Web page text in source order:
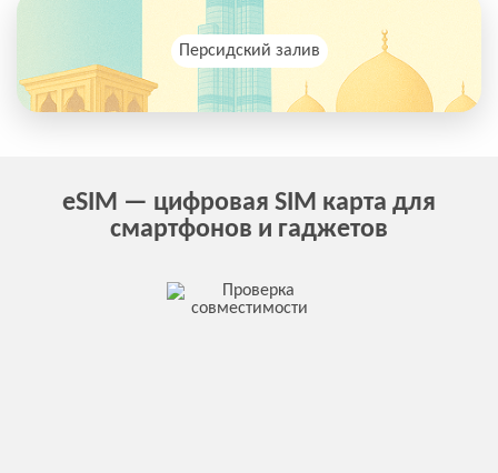
Персидский залив
eSIM — цифровая SIM карта для
смартфонов и гаджетов